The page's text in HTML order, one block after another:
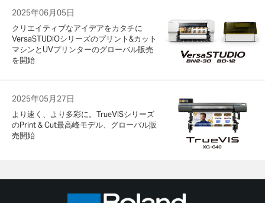
2025年06月05日
クリエイティブなアイデアをカタチに
VersaSTUDIOシリーズのプリント&カット
マシンとUVプリンターのグローバル販売
を開始
2025年05月27日
より速く、より多彩に。TrueVISシリーズ
のPrint & Cut最高峰モデル、グローバル販
売開始